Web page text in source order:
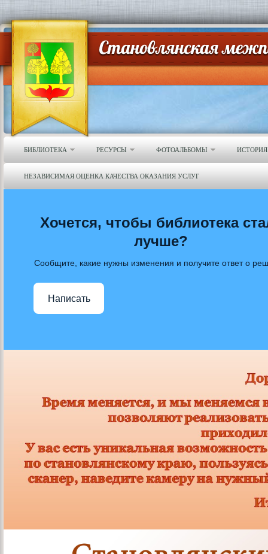
БИБЛИОТЕКА РЕСУРСЫ ФОТОАЛЬБОМЫ
НЕЗАВИСИМАЯ ОЦЕНКА КАЧЕСТВА ОКАЗАНИЯ УСЛУГ
Хочется, чтобы библиотека
лучше?
Сообщите, какие нужны изменения и получите ответ о
Написать